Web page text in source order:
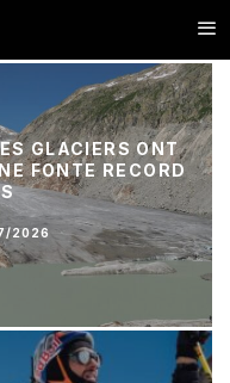
GLACIERS ONT
FONTE RECORD
2026